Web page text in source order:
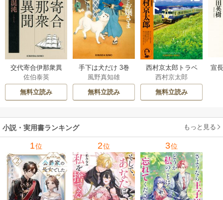
交代寄合伊那衆異
聞 15巻
佐伯泰英
無料立読み
手下は犬だけ 3巻
風野真知雄
無料立読み
西村京太郎トラベ
ルミステリー・セ
レクション 2巻
西村京太郎
無料立読み
宣
小説・実用書ランキング もっと見る
1位 2位 3位